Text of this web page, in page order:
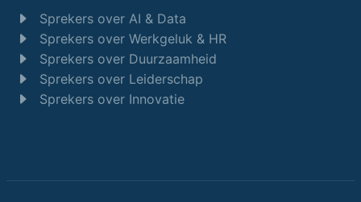
Sprekers over AI & Data
Sprekers over Werkgeluk & HR
Sprekers over Duurzaamheid
Sprekers over Leiderschap
Sprekers over Innovatie